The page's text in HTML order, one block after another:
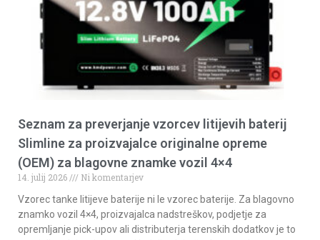
Seznam za preverjanje vzorcev litijevih baterij
Slimline za proizvajalce originalne opreme
(OEM) za blagovne znamke vozil 4×4
14. julij 2026
Ni komentarjev
Vzorec tanke litijeve baterije ni le vzorec baterije. Za blagovno
znamko vozil 4×4, proizvajalca nadstreškov, podjetje za
opremljanje pick-upov ali distributerja terenskih dodatkov je to